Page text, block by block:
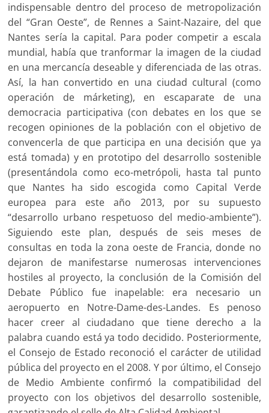
indispensable dentro del proceso de metropolización
del “Gran Oeste”, de Rennes a Saint-Nazaire, del que
Nantes sería la capital. Para poder competir a escala
mundial, había que tranformar la imagen de la ciudad
en una mercancía deseable y diferenciada de las otras.
Así, la han convertido en una ciudad cultural (como
operación de márketing), en escaparate de una
democracia participativa (con debates en los que se
recogen opiniones de la población con el objetivo de
convencerla de que participa en una decisión que ya
está tomada) y en prototipo del desarrollo sostenible
(presentándola como eco-metrópoli, hasta tal punto
que Nantes ha sido escogida como Capital Verde
europea para este año 2013, por su supuesto
“desarrollo urbano respetuoso del medio-ambiente”).
Siguiendo este plan, después de seis meses de
consultas en toda la zona oeste de Francia, donde no
dejaron de manifestarse numerosas intervenciones
hostiles al proyecto, la conclusión de la Comisión del
Debate Público fue inapelable: era necesario un
aeropuerto en Notre-Dame-des-Landes. Es penoso
hacer creer al ciudadano que tiene derecho a la
palabra cuando está ya todo decidido. Posteriormente,
el Consejo de Estado reconoció el carácter de utilidad
pública del proyecto en el 2008. Y por último, el Consejo
de Medio Ambiente confirmó la compatibilidad del
proyecto con los objetivos del desarrollo sostenible,